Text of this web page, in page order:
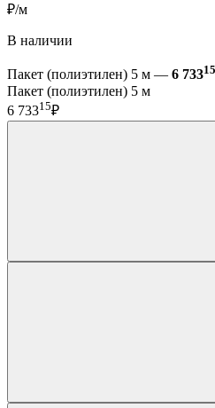
₽/м
В наличии
Пакет (полиэтилен) 5 м — 6 73315
Пакет (полиэтилен) 5 м
6 73315₽